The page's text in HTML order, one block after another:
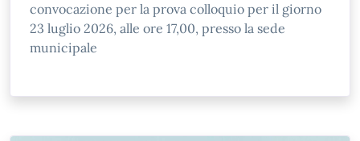
convocazione per la prova colloquio per il giorno
23 luglio 2026, alle ore 17,00, presso la sede
municipale